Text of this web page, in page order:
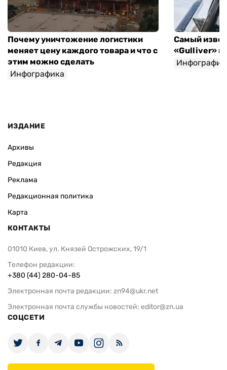
Почему уничтожение логистики
меняет цену каждого товара и что с
этим можно сделать
Инфографика
Самый
«Gulliver»
ИЗДАНИЕ
Архивы
Редакция
Реклама
Редакционная политика
Карта
КОНТАКТЫ
01010 Киев, ул. Князей Острожских, 19/1
Телефон редакции:
+380 (44) 280-04-85
Электронная почта редакции: zn94@ukr.net
Электронная почта службы новостей: editor@zn.ua
СОЦСЕТИ